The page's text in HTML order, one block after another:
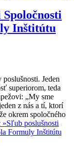
Inštitútu
Jeden
superiorom, teda
„My sme
z nás a tí, ktorí
okrem spoločného
»Sľub poslušnosti
Formuly Inštitútu